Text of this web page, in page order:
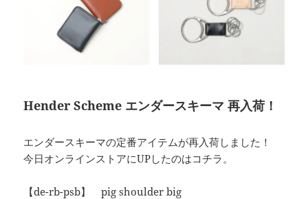
Hender Scheme エンダースキーマ 再入荷！
エンダースキーマの定番アイテムが再入荷しました！
今日オンラインストアにUPしたのはコチラ。
【de-rb-psb】 pig shoulder big